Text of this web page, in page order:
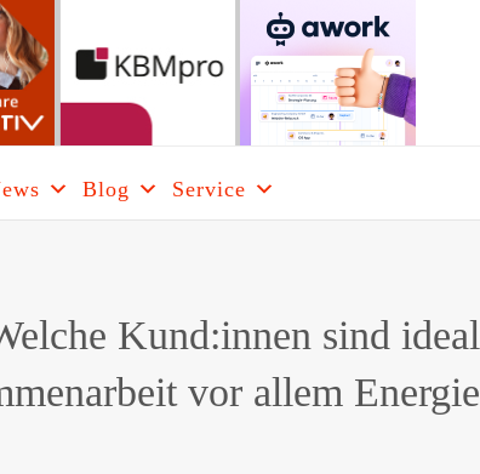
Blog Service
Kund:innen sind ideal
vor allem Energie